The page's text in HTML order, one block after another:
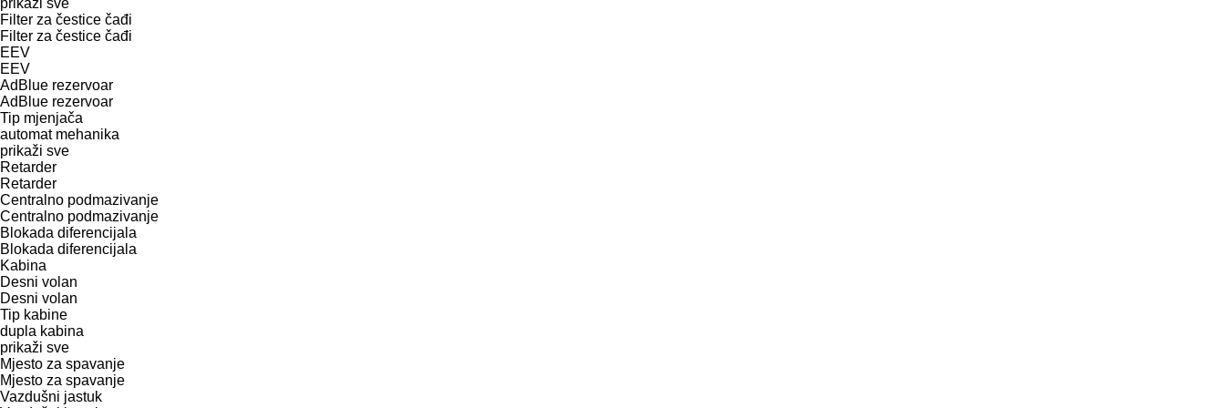
Filter za čestice čađi
Filter za čestice čađi
EEV
EEV
AdBlue rezervoar
AdBlue rezervoar
Tip mјenjača
automat mehanika
prikaži sve
Retarder
Retarder
Centralno podmazivanje
Centralno podmazivanje
Blokada diferencijala
Blokada diferencijala
Kabina
Desni volan
Desni volan
Tip kabine
dupla kabina
prikaži sve
Mjesto za spavanje
Mjesto za spavanje
Vazdušni jastuk